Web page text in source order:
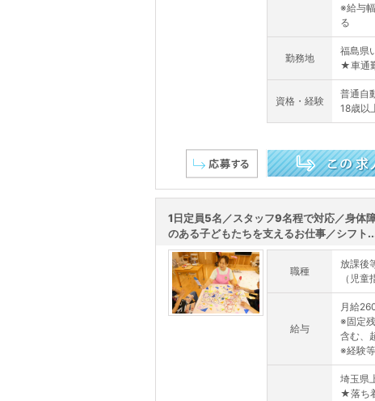
※給与
る
勤務地
福島県
★車通
資格・経験
普通自
18歳以
1日定員5名／スタッフ9名程で対応／身体
のある子どもたちを支えるお仕事／シフト
職種
放課後
（児童
給与
月給
※固定
含む、
※経験
埼玉県
★落ち